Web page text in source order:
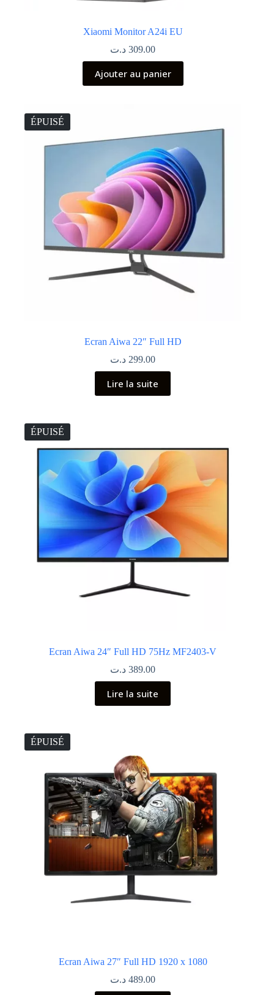
Xiaomi Monitor A24i EU
309.00 د.ت
Ajouter au panier
ÉPUISÉ
Ecran Aiwa 22″ Full HD
299.00 د.ت
Lire la suite
ÉPUISÉ
Ecran Aiwa 24″ Full HD 75Hz MF2403-V
389.00 د.ت
Lire la suite
ÉPUISÉ
Ecran Aiwa 27″ Full HD 1920 x 1080
489.00 د.ت